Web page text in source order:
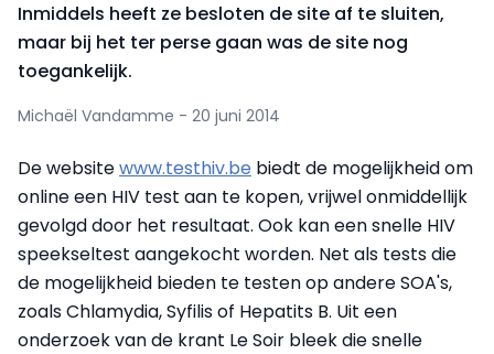
Inmiddels heeft ze besloten de site af te sluiten,
maar bij het ter perse gaan was de site nog
toegankelijk.
Michaël Vandamme - 20 juni 2014
De websitewww.testhiv.be biedt de mogelijkheid om
online een HIV test aan te kopen, vrijwel onmiddellijk
gevolgd door het resultaat. Ook kan een snelle HIV
speekseltest aangekocht worden. Net als tests die
de mogelijkheid bieden te testen op andere SOA's,
zoals Chlamydia, Syfilis of Hepatits B. Uit een
onderzoek van de krant Le Soir bleek die snelle